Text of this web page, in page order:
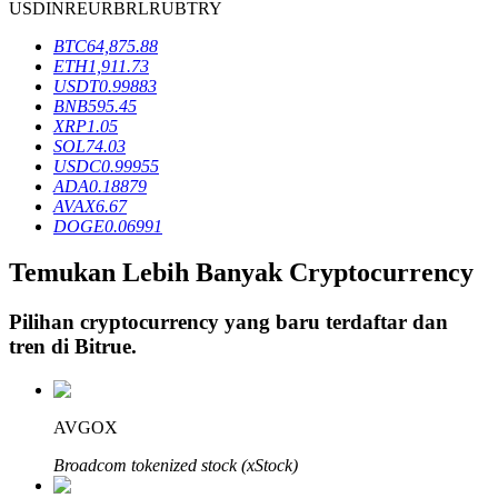
Penguncian BTR
Investasi eksklusif untuk pemegang BTR
Pinjaman
USDINREURBRLRUBTRY
BTC64,875.88
ETH1,911.73
USDT0.99883
BNB595.45
XRP1.05
SOL74.03
USDC0.99955
ADA0.18879
AVAX6.67
DOGE0.06991
Temukan Lebih Banyak Cryptocurrency
Pilihan cryptocurrency yang baru terdaftar dan
tren di Bitrue.
AVGOX
Broadcom tokenized stock (xStock)